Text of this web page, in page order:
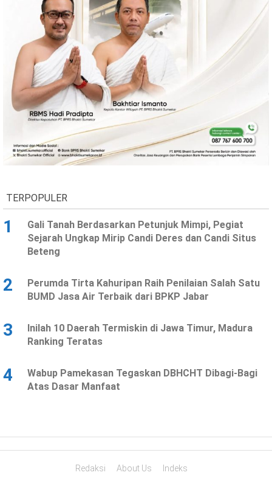
TERPOPULER
1
Gali Tanah Berdasarkan Petunjuk Mimpi, Pegiat
Sejarah Ungkap Mirip Candi Deres dan Candi Situs
Beteng
2
Perumda Tirta Kahuripan Raih Penilaian Salah Satu
BUMD Jasa Air Terbaik dari BPKP Jabar
3
Inilah 10 Daerah Termiskin di Jawa Timur, Madura
Ranking Teratas
4
Wabup Pamekasan Tegaskan DBHCHT Dibagi-Bagi
Atas Dasar Manfaat
Redaksi About Us Indeks